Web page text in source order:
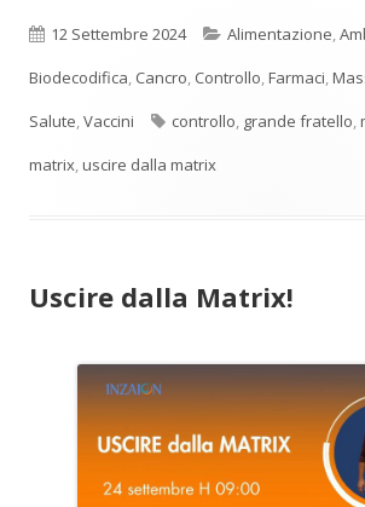
Pubblicato
12 Settembre 2024 Categorie
Alimentazione
Biodecodifica Cancro Controllo Farmaci
Salute Vaccini Tag
controllo grande fratello
matrix uscire dalla matrix
Uscire dalla Matrix!